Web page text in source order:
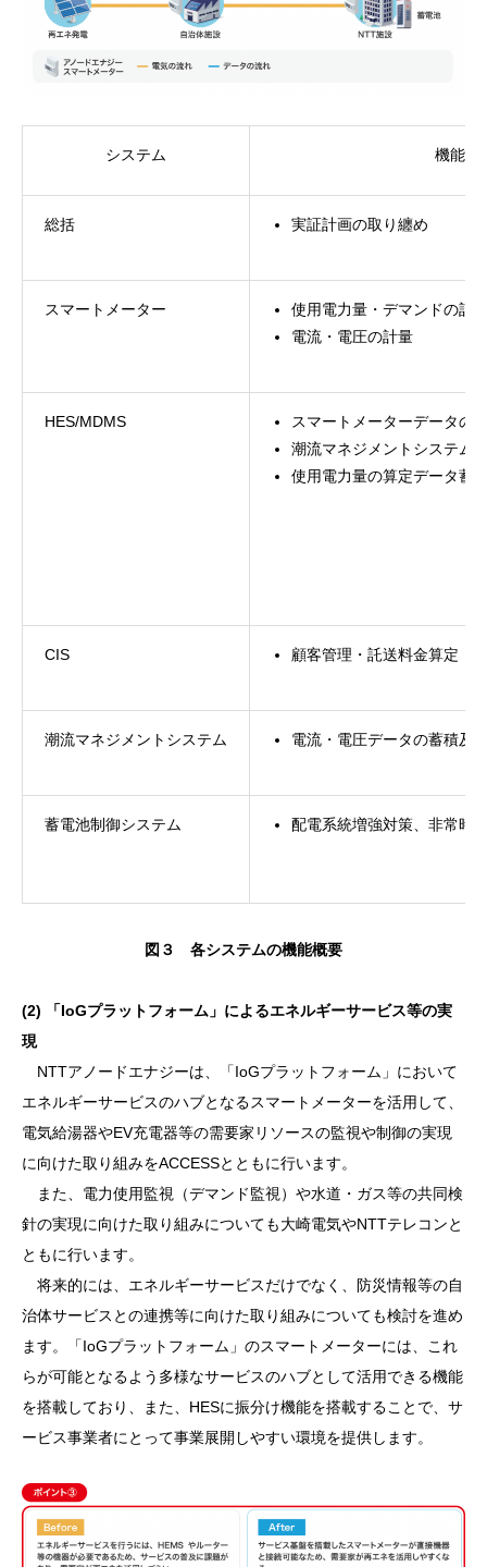
システム 機能概
総括 実証計画の取り纏め
スマートメーター
使用電力量・デマンドの計
電流・電圧の計量
HES/MDMS
スマートメーターデータの
潮流マネジメントシステム
使用電力量の算定データ蓄
CIS 顧客管理・託送料金算定
潮流マネジメントシステム 電流・電圧データの蓄積及
蓄電池制御システム 配電系統増強対策、非常時
図３ 各システムの機能概要
(2) 「IoGプラットフォーム」によるエネルギーサービス等の実
現
NTTアノードエナジーは、「IoGプラットフォーム」において
エネルギーサービスのハブとなるスマートメーターを活用して、
電気給湯器やEV充電器等の需要家リソースの監視や制御の実現
に向けた取り組みをACCESSとともに行います。
また、電力使用監視（デマンド監視）や水道・ガス等の共同検
針の実現に向けた取り組みについても大崎電気やNTTテレコンと
ともに行います。
将来的には、エネルギーサービスだけでなく、防災情報等の自
治体サービスとの連携等に向けた取り組みについても検討を進め
ます。「IoGプラットフォーム」のスマートメーターには、これ
らが可能となるよう多様なサービスのハブとして活用できる機能
を搭載しており、また、HESに振分け機能を搭載することで、サ
ービス事業者にとって事業展開しやすい環境を提供します。